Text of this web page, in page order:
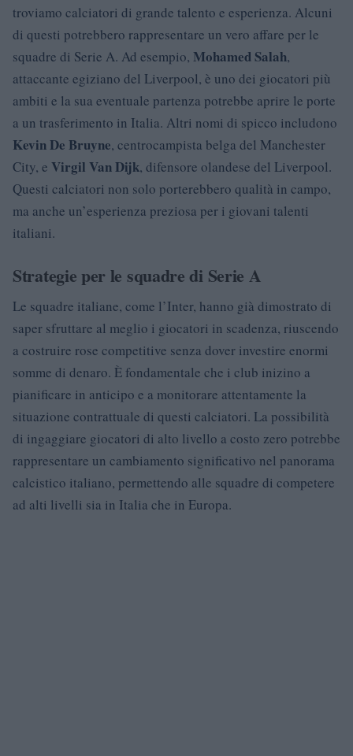
troviamo calciatori di grande talento e esperienza. Alcuni
di questi potrebbero rappresentare un vero affare per le
squadre di Serie A. Ad esempio, Mohamed Salah,
attaccante egiziano del Liverpool, è uno dei giocatori più
ambiti e la sua eventuale partenza potrebbe aprire le porte
a un trasferimento in Italia. Altri nomi di spicco includono
Kevin De Bruyne, centrocampista belga del Manchester
City, e Virgil Van Dijk, difensore olandese del Liverpool.
Questi calciatori non solo porterebbero qualità in campo,
ma anche un’esperienza preziosa per i giovani talenti
italiani.
Strategie per le squadre di Serie A
Le squadre italiane, come l’Inter, hanno già dimostrato di
saper sfruttare al meglio i giocatori in scadenza, riuscendo
a costruire rose competitive senza dover investire enormi
somme di denaro. È fondamentale che i club inizino a
pianificare in anticipo e a monitorare attentamente la
situazione contrattuale di questi calciatori. La possibilità
di ingaggiare giocatori di alto livello a costo zero potrebbe
rappresentare un cambiamento significativo nel panorama
calcistico italiano, permettendo alle squadre di competere
ad alti livelli sia in Italia che in Europa.